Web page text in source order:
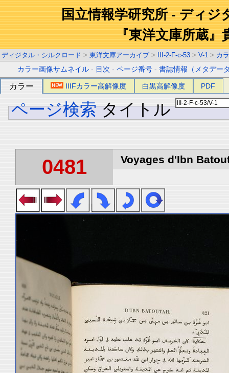
国立情報学研究所 - ディジ
『東洋文庫所蔵』
ディジタル・シルクロード > 東洋文庫アーカイブ > III-2-F-c-53 > V-1 > カ
カラー画像サムネイル - 目次 -ページ番号 -書誌情報（メタデー
カラー IIIFカラー高解像度 白黒高解像度 PDF
ページ検索 タイトル
0481 Voyages d'Ibn